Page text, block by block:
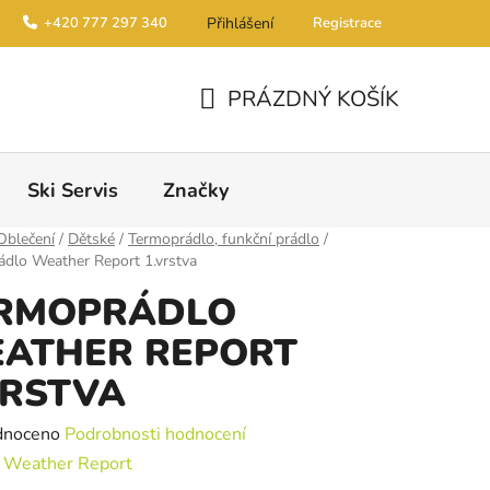
+420 777 297 340 Přihlášení Registrace
PRÁZDNÝ KOŠÍK
Ski Servis Značky
/ Dětské / Termoprádlo, funkční prádlo /
Weather Report 1.vrstva
REPORT
hodnocení produktu je 0,0 z 5 hvězdiček.
Podrobnosti hodnocení
Weather Report